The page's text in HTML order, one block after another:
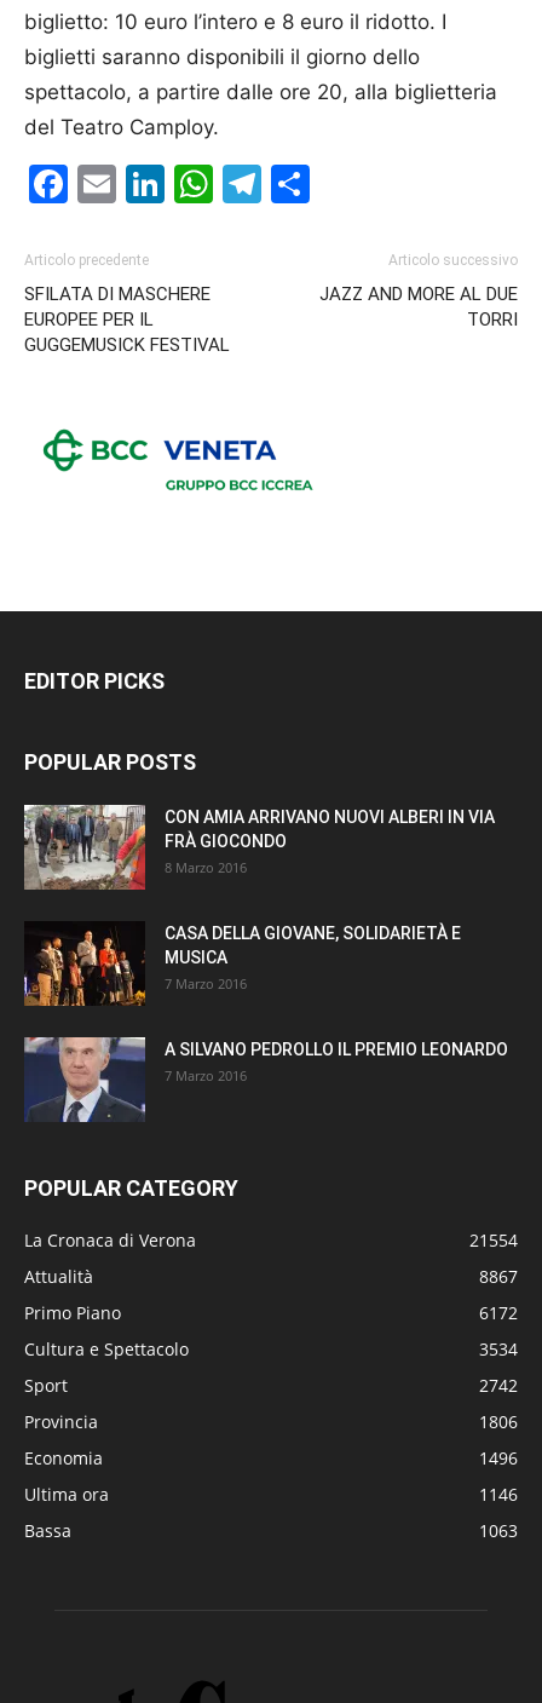
biglietto: 10 euro l’intero e 8 euro il ridotto. I
biglietti saranno disponibili il giorno dello
spettacolo, a partire dalle ore 20, alla biglietteria
del Teatro Camploy.
Facebook
EmailLinkedIn
WhatsApp
Telegram
Articolo precedente
SFILATA DI MASCHERE
EUROPEE PER IL
GUGGEMUSICK FESTIVAL
Articolo successivo
JAZZ AND MORE AL DUE
TORRI
EDITOR PICKS
POPULAR POSTS
CON AMIA ARRIVANO NUOVI ALBERI IN VIA
FRÀ GIOCONDO
8 Marzo 2016
CASA DELLA GIOVANE, SOLIDARIETÀ E
MUSICA
7 Marzo 2016
A SILVANO PEDROLLO IL PREMIO LEONARDO
7 Marzo 2016
POPULAR CATEGORY
La Cronaca di Verona
21554
Attualità
8867
Primo Piano
6172
Cultura e Spettacolo
3534
Sport
2742
Provincia
1806
Economia
1496
Ultima ora
1146
Bassa
1063